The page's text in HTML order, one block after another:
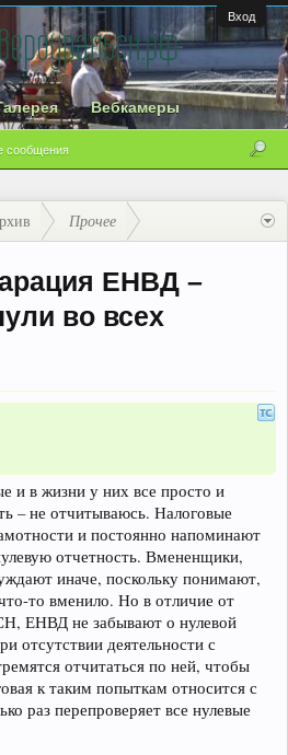
Вход
сообщения
Вебкамеры
Прочее
ЕНВД –
во всех
и в жизни у них все просто и
– не отчитываюсь. Налоговые
и постоянно напоминают
отчетность. Вмененщики,
иначе, поскольку понимают,
то вменило. Но в отличие от
ЕНВД не забывают о нулевой
отсутствии деятельности с
отчитаться по ней, чтобы
к таким попыткам относится с
раз перепроверяет все нулевые